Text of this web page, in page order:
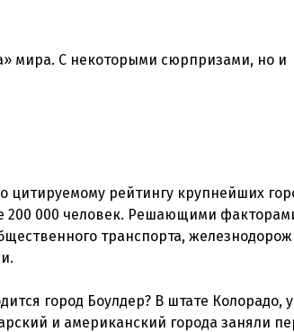
мира. С некоторыми сюрпризами, но и
цитируемому рейтингу крупнейших
200 000 человек. Решающими
транспорта,
город Боулдер? В штате Колорадо, у
и американский города заняли